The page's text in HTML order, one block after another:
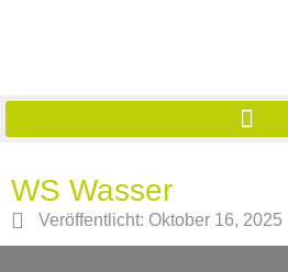
WS Wasser
Veröffentlicht: Oktober 16, 2025